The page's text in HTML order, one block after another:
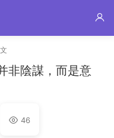
非陰謀，而是意
46